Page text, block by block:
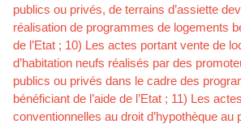
publics ou privés, de terrains d’assiette
réalisation de programmes de logements
de l’Etat ; 10) Les actes portant vente de
d’habitation neufs réalisés par des
publics ou privés dans le cadre des
bénéficiant de l’aide de l’Etat ; 11) Les
conventionnelles au droit d’hypothèque au